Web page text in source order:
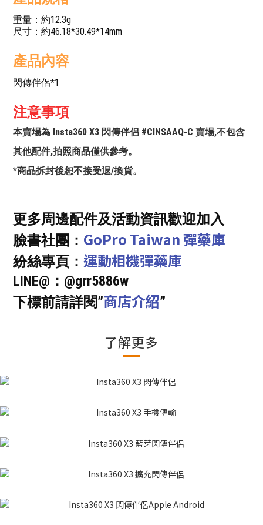
重量：約12.3g
尺寸：約46.18*30.49*14mm
產品內容
閃傳伴侶*1
注意事項
本賣場為 Insta360 X3 閃傳伴侶 #CINSAAQ-C 賣場,不包含
其他配件,拍照商品僅供參考。
*商品拆封後恕不接受退/換貨。
更多周邊配件及活動資訊歡迎加入
臉書社團： GoPro Taiwan 彈藥庫
紛絲專頁： 運動相機彈藥庫
LINE@：@grr5886w
下標前請詳閱”商店介紹”
了解更多